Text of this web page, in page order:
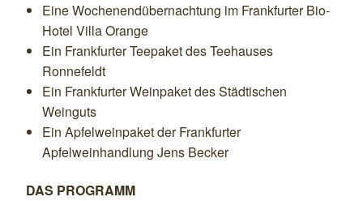
Eine Wochenendübernachtung im Frankfurter Bio-
Hotel Villa Orange
Ein Frankfurter Teepaket des Teehauses
Ronnefeldt
Ein Frankfurter Weinpaket des Städtischen
Weinguts
Ein Apfelweinpaket der Frankfurter
Apfelweinhandlung Jens Becker
DAS PROGRAMM